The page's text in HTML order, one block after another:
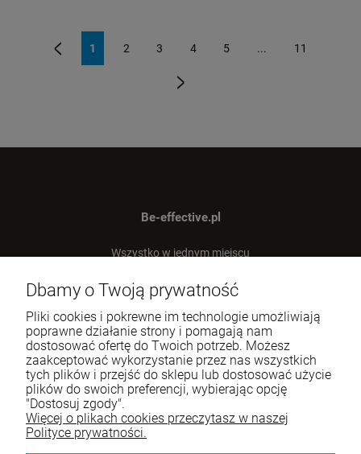
1 2 3 4 5 ... 11
Be-effective.pl
Wszystko w jednym miejscu
Tel.:
E-mail: sklep@be-effective.pl
Moje konto
Baza wiedzy
Płatności i dostawa
Dbamy o Twoją prywatność
Pliki cookies i pokrewne im technologie umożliwiają
poprawne działanie strony i pomagają nam
dostosować ofertę do Twoich potrzeb. Możesz
zaakceptować wykorzystanie przez nas wszystkich
tych plików i przejść do sklepu lub dostosować użycie
plików do swoich preferencji, wybierając opcję
"Dostosuj zgody".
Więcej o plikach cookies przeczytasz w naszej
Polityce prywatności.